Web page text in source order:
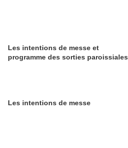
Les intentions de messe et
programme des sorties paroissiales
Les intentions de messe